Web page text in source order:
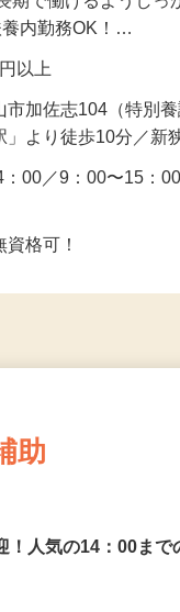
期で働けるようし
内勤務OK！…
以上
市加佐志104（特別
」より徒歩10分／
：00／9：00〜15
資格可！
助
！人気の14：00ま